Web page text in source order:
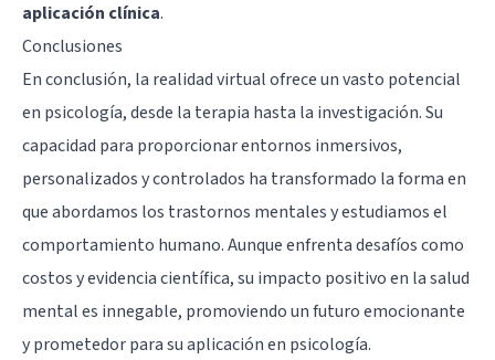
aplicación clínica.
Conclusiones
En conclusión, la realidad virtual ofrece un vasto potencial
en psicología, desde la terapia hasta la investigación. Su
capacidad para proporcionar entornos inmersivos,
personalizados y controlados ha transformado la forma en
que abordamos los trastornos mentales y estudiamos el
comportamiento humano. Aunque enfrenta desafíos como
costos y evidencia científica, su impacto positivo en la salud
mental es innegable, promoviendo un futuro emocionante
y prometedor para su aplicación en psicología.